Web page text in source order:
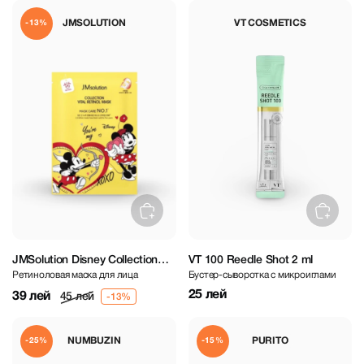
JMSOLUTION
-13%
JMSolution Disney Collection
Vital Retinol Mask
Ретиноловая маска для лица
39 лей 45 лей
VT COSMETICS
VT 100 Reedle Shot 2 ml
Бустер-сыворотка с микроиглами
25 лей
NUMBUZIN
-25% PURITO
-15%